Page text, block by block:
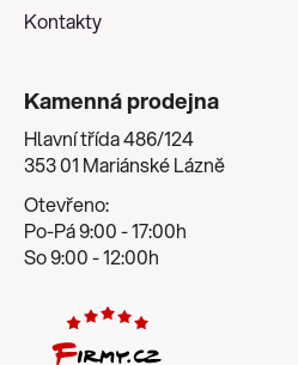
Kontakty
Kamenná prodejna
Hlavní třída 486/124
353 01 Mariánské Lázně
Otevřeno:
Po-Pá 9:00 - 17:00h
So 9:00 - 12:00h